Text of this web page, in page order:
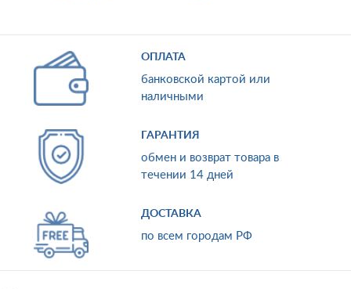
ОПЛАТА
банковской картой или
наличными
ГАРАНТИЯ
обмен и возврат товара в
течении 14 дней
ДОСТАВКА
по всем городам РФ